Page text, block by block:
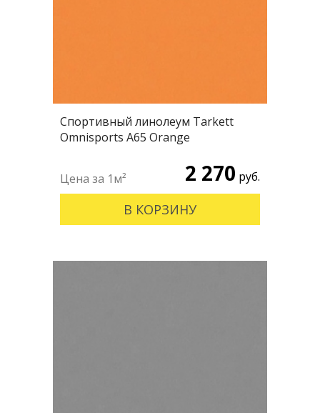
Спортивный линолеум Tarkett
Omnisports А65 Orange
2 270 руб.
В КОРЗИНУ